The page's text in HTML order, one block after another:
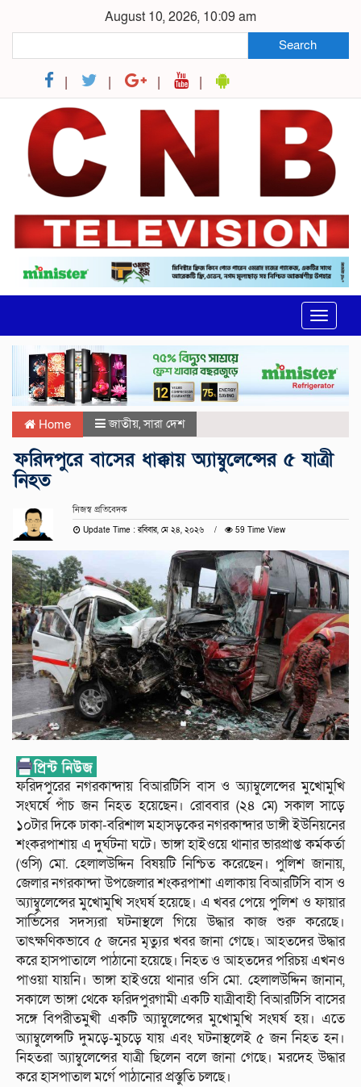
August 10, 2026, 10:09 am
Search
Toggle
Home জাতীয়,সারা দেশ
ফরিদপুরে বাসের ধাক্কায় অ্যাম্বুলেন্সের ৫ যাত্রী
নিহত
নিজস্ব প্রতিবেদক
Update Time : রবিবার, মে ২৪, ২০২৬ 59 Time View
ফরিদপুরের নগরকান্দায় বিআরটিসি বাস ও অ্যাম্বুলেন্সের মুখোমুখি
সংঘর্ষে পাঁচ জন নিহত হয়েছেন। রোববার (২৪ মে) সকাল সাড়ে
১০টার দিকে ঢাকা-বরিশাল মহাসড়কের নগরকান্দার ডাঙ্গী ইউনিয়নের
শংকরপাশায় এ দুর্ঘটনা ঘটে। ভাঙ্গা হাইওয়ে থানার ভারপ্রাপ্ত কর্মকর্তা
(ওসি) মো. হেলালউদ্দিন বিষয়টি নিশ্চিত করেছেন। পুলিশ জানায়,
জেলার নগরকান্দা উপজেলার শংকরপাশা এলাকায় বিআরটিসি বাস ও
অ্যাম্বুলেন্সের মুখোমুখি সংঘর্ষ হয়েছে। এ খবর পেয়ে পুলিশ ও ফায়ার
সার্ভিসের সদস্যরা ঘটনাস্থলে গিয়ে উদ্ধার কাজ শুরু করেছে।
তাৎক্ষণিকভাবে ৫ জনের মৃত্যুর খবর জানা গেছে। আহতদের উদ্ধার
করে হাসপাতালে পাঠানো হয়েছে। নিহত ও আহতদের পরিচয় এখনও
পাওয়া যায়নি। ভাঙ্গা হাইওয়ে থানার ওসি মো. হেলালউদ্দিন জানান,
সকালে ভাঙ্গা থেকে ফরিদপুরগামী একটি যাত্রীবাহী বিআরটিসি বাসের
সঙ্গে বিপরীতমুখী একটি অ্যাম্বুলেন্সের মুখোমুখি সংঘর্ষ হয়। এতে
অ্যাম্বুলেন্সটি দুমড়ে-মুচড়ে যায় এবং ঘটনাস্থলেই ৫ জন নিহত হন।
নিহতরা অ্যাম্বুলেন্সের যাত্রী ছিলেন বলে জানা গেছে। মরদেহ উদ্ধার
করে হাসপাতাল মর্গে পাঠানোর প্রস্তুতি চলছে।